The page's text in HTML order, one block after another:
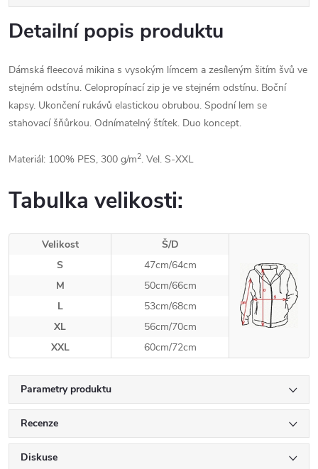
Detailní popis produktu
Dámská fleecová mikina s vysokým límcem a zesíleným šitím švů ve
stejném odstínu. Celopropínací zip je ve stejném odstínu. Boční
kapsy. Ukončení rukávů elastickou obrubou. Spodní lem se
stahovací šňůrkou. Odnímatelný štítek. Duo koncept.
Materiál: 100% PES, 300 g/m2. Vel. S-XXL
Tabulka velikosti:
Velikost
Š/D
S
47cm/64cm
M
50cm/66cm
L
53cm/68cm
XL
56cm/70cm
XXL
60cm/72cm
Parametry produktu
Recenze
Diskuse